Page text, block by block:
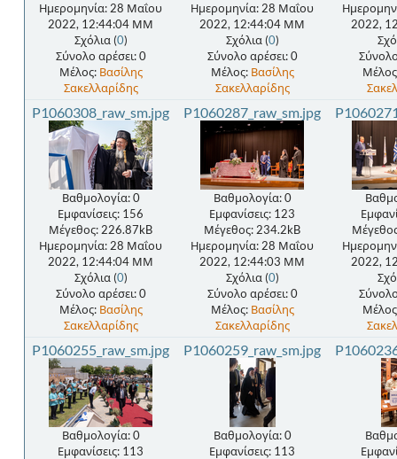
Ημερομηνία: 28 Μαΐου
2022, 12:44:04 ΜΜ
Σχόλια (0)
Σύνολο αρέσει: 0
Μέλος: Βασίλης
Σακελλαρίδης
Ημερομηνία: 28 Μαΐου
2022, 12:44:04 ΜΜ
Σχόλια (0)
Σύνολο αρέσει: 0
Μέλος: Βασίλης
Σακελλαρίδης
2022,
P1060308_raw_sm.jpg
Βαθμολογία: 0
Εμφανίσεις: 156
Μέγεθος: 226.87kB
Ημερομηνία: 28 Μαΐου
2022, 12:44:04 ΜΜ
Σχόλια (0)
Σύνολο αρέσει: 0
Μέλος: Βασίλης
Σακελλαρίδης
P1060287_raw_sm.jpg
Βαθμολογία: 0
Εμφανίσεις: 123
Μέγεθος: 234.2kB
Ημερομηνία: 28 Μαΐου
2022, 12:44:03 ΜΜ
Σχόλια (0)
Σύνολο αρέσει: 0
Μέλος: Βασίλης
Σακελλαρίδης
2022,
P1060255_raw_sm.jpg
Βαθμολογία: 0
Εμφανίσεις: 113
P1060259_raw_sm.jpg
Βαθμολογία: 0
Εμφανίσεις: 113